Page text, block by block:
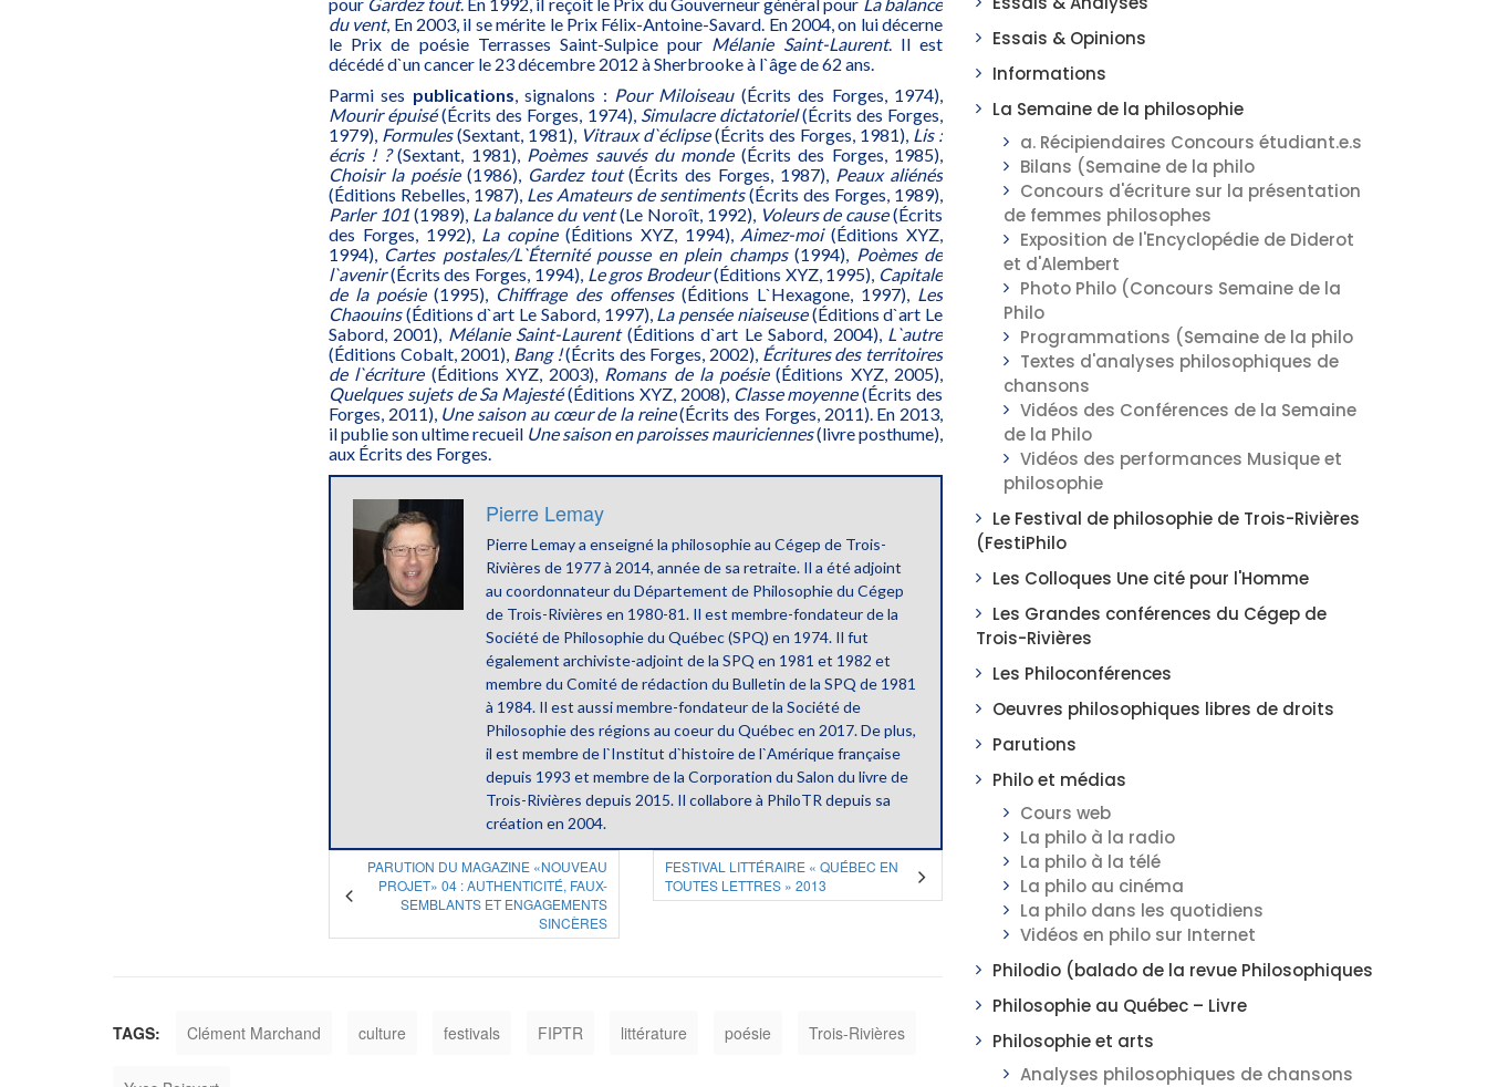
du vent, En 2003, il se mérite le Prix Félix-Antoine-Savard. En 2004, on lui décerne
le Prix de poésie Terrasses Saint-Sulpice pour Mélanie Saint-Laurent. Il est
décédé d`un cancer le 23 décembre 2012 à Sherbrooke à l`âge de 62 ans.
Parmi ses publications, signalons : Pour Miloiseau(Écrits des Forges, 1974),
Mourir épuisé(Écrits des Forges, 1974), Simulacre dictatoriel(Écrits des Forges,
1979), Formules(Sextant, 1981), Vitraux d`éclipse(Écrits des Forges, 1981), Lis :
écris ! ?(Sextant, 1981), Poèmes sauvés du monde(Écrits des Forges, 1985),
Choisir la poésie(1986), Gardez tout(Écrits des Forges, 1987), Peaux aliénés
(Éditions Rebelles, 1987), Les Amateurs de sentiments(Écrits des Forges, 1989),
Parler 101(1989), La balance du vent(Le Noroît, 1992), Voleurs de cause(Écrits
des Forges, 1992), La copine(Éditions XYZ, 1994), Aimez-moi(Éditions XYZ,
1994), Cartes postales/L`Éternité pousse en plein champs(1994), Poèmes de
l`avenir(Écrits des Forges, 1994), Le gros Brodeur(Éditions XYZ, 1995), Capitale
de la poésie(1995), Chiffrage des offenses(Éditions L`Hexagone, 1997), Les
Chaouins(Éditions d`art Le Sabord, 1997), La pensée niaiseuse(Éditions d`art Le
Sabord, 2001), Mélanie Saint-Laurent(Éditions d`art Le Sabord, 2004), L`autre
(Éditions Cobalt, 2001), Bang !(Écrits des Forges, 2002), Écritures des territoires
de l`écriture(Éditions XYZ, 2003), Romans de la poésie(Éditions XYZ, 2005),
Quelques sujets de Sa Majesté(Éditions XYZ, 2008), Classe moyenne(Écrits des
Forges, 2011), Une saison au cœur de la reine(Écrits des Forges, 2011). En 2013,
il publie son ultime recueil Une saison en paroisses mauriciennes(livre posthume),
aux Écrits des Forges.
Pierre Lemay
Pierre Lemay a enseigné la philosophie au Cégep de Trois-
Rivières de 1977 à 2014, année de sa retraite. Il a été adjoint
au coordonnateur du Département de Philosophie du Cégep
de Trois-Rivières en 1980-81. Il est membre-fondateur de la
Société de Philosophie du Québec (SPQ) en 1974. Il fut
également archiviste-adjoint de la SPQ en 1981 et 1982 et
membre du Comité de rédaction du Bulletin de la SPQ de 1981
à 1984. Il est aussi membre-fondateur de la Société de
Philosophie des régions au coeur du Québec en 2017. De plus,
il est membre de l`Institut d`histoire de l`Amérique française
depuis 1993 et membre de la Corporation du Salon du livre de
Trois-Rivières depuis 2015. Il collabore à PhiloTR depuis sa
création en 2004.
PARUTION DU MAGAZINE «NOUVEAU
PROJET» 04 : AUTHENTICITÉ, FAUX-
SEMBLANTS ET ENGAGEMENTS
SINCÈRES
FESTIVAL LITTÉRAIRE « QUÉBEC EN
TOUTES LETTRES » 2013
TAGS: Clément Marchand culture festivals FIPTR littérature poésie Trois-Rivières
Essais & Opinions
Informations
La Semaine de la philosophie
a. Récipiendaires Concours étudiant.e.s
Bilans (Semaine de la philo
Concours d'écriture sur la présentation
de femmes philosophes
Exposition de l'Encyclopédie de Diderot
et d'Alembert
Photo Philo (Concours Semaine de la
Philo
Programmations (Semaine de la philo
Textes d'analyses philosophiques de
chansons
Vidéos des Conférences de la Semaine
de la Philo
Vidéos des performances Musique et
philosophie
Le Festival de philosophie de Trois-Rivières
(FestiPhilo
Les Colloques Une cité pour l'Homme
Les Grandes conférences du Cégep de
Trois-Rivières
Les Philoconférences
Oeuvres philosophiques libres de droits
Parutions
Philo et médias
Cours web
La philo à la radio
La philo à la télé
La philo au cinéma
La philo dans les quotidiens
Vidéos en philo sur Internet
Philodio (balado de la revue Philosophiques
Philosophie au Québec – Livre
Philosophie et arts
Analyses philosophiques de chansons